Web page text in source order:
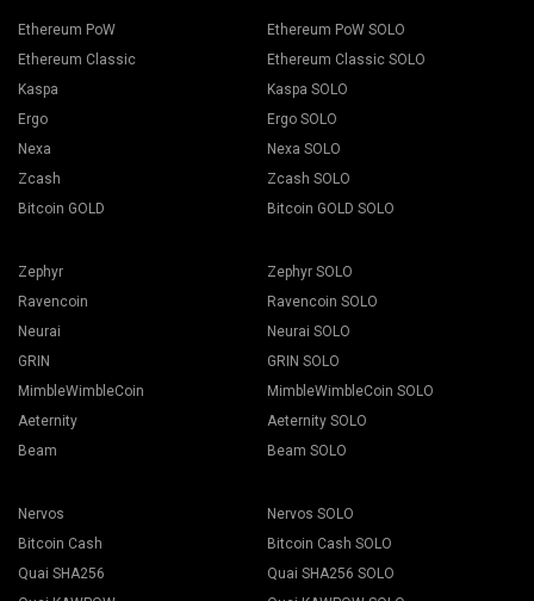
Ethereum PoW
Ethereum Classic
Kaspa
Ergo
Nexa
Zcash
Bitcoin GOLD
Ethereum PoW SOLO
Ethereum Classic SOLO
Kaspa SOLO
Ergo SOLO
Nexa SOLO
Zcash SOLO
Bitcoin GOLD SOLO
Zephyr
Ravencoin
Neurai
GRIN
MimbleWimbleCoin
Aeternity
Beam
Zephyr SOLO
Ravencoin SOLO
Neurai SOLO
GRIN SOLO
MimbleWimbleCoin SOLO
Aeternity SOLO
Beam SOLO
Nervos
Bitcoin Cash
Quai SHA256
Nervos SOLO
Bitcoin Cash SOLO
Quai SHA256 SOLO